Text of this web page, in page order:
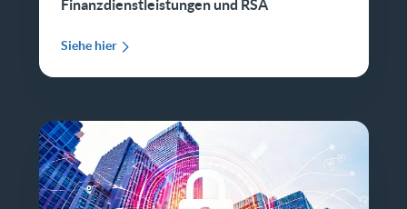
Finanzdienstleistungen und RSA
Siehe hier